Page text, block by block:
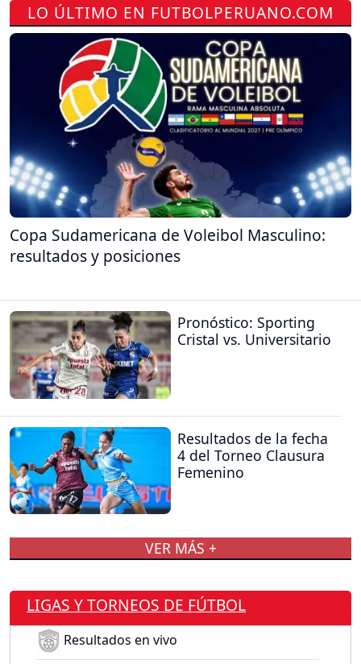
LO ÚLTIMO EN FUTBOLPERUANO.COM
Copa Sudamericana de Voleibol Masculino:
resultados y posiciones
Pronóstico: Sporting
Cristal vs. Universitario
Resultados de la fecha
4 del Torneo Clausura
Femenino
VER MÁS +
LIGAS Y TORNEOS DE FÚTBOL
Resultados en vivo